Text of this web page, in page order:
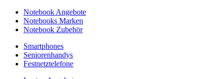
Notebook Angebote
Notebooks Marken
Notebook Zubehör
Smartphones
Seniorenhandys
Festnetztelefone